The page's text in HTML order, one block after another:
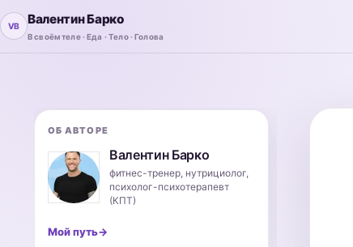
Валентин Барко
В своём теле · Еда · Тело · Голова
ОБ АВТОРЕ
Валентин Барко
фитнес-тренер, нутрициолог,
психолог-психотерапевт
(КПТ)
Мой путь→